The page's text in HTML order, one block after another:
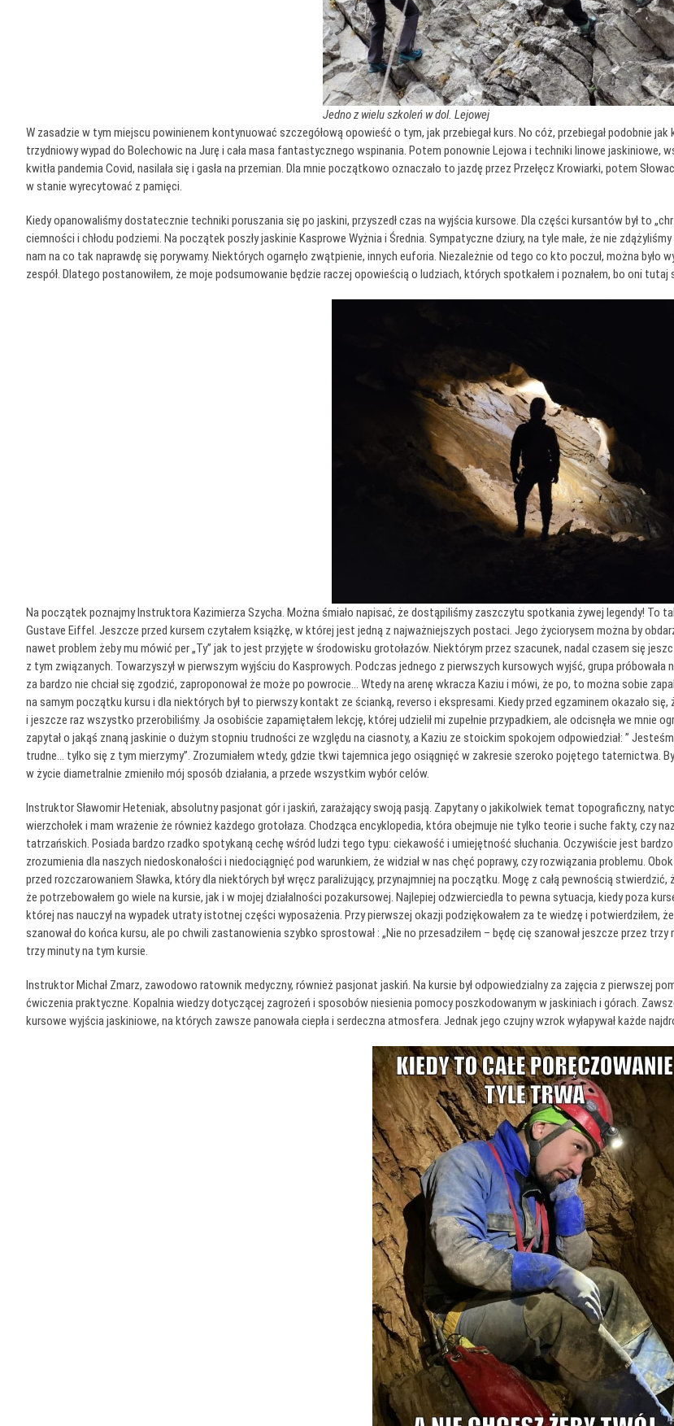
Jedno z wielu szkoleń w dol. Lejowej
W zasadzie w tym miejscu powinienem kontynuować szczegółową opowieść o tym, jak przebiegał kurs. No cóż, przebiegał podobnie
trzydniowy wypad do Bolechowic na Jurę i cała masa fantastycznego wspinania. Potem ponownie Lejowa i techniki linowe jaskiniowe,
kwitła pandemia Covid, nasilała się i gasła na przemian. Dla mnie początkowo oznaczało to jazdę przez Przełęcz Krowiarki, potem
w stanie wyrecytować z pamięci.
Kiedy opanowaliśmy dostatecznie techniki poruszania się po jaskini, przyszedł czas na wyjścia kursowe. Dla części kursantów był to
ciemności i chłodu podziemi. Na początek poszły jaskinie Kasprowe Wyżnia i Średnia. Sympatyczne dziury, na tyle małe, że nie
nam na co tak naprawdę się porywamy. Niektórych ogarnęło zwątpienie, innych euforia. Niezależnie od tego co kto poczuł, można
zespół. Dlatego postanowiłem, że moje podsumowanie będzie raczej opowieścią o ludziach, których spotkałem i poznałem, bo oni
Na początek poznajmy Instruktora Kazimierza Szycha. Można śmiało napisać, że dostąpiliśmy zaszczytu spotkania żywej legendy! To
Gustave Eiffel. Jeszcze przed kursem czytałem książkę, w której jest jedną z najważniejszych postaci. Jego życiorysem można by
nawet problem żeby mu mówić per „Ty” jak to jest przyjęte w środowisku grotołazów. Niektórym przez szacunek, nadal czasem się
z tym związanych. Towarzyszył w pierwszym wyjściu do Kasprowych. Podczas jednego z pierwszych kursowych wyjść, grupa próbowała
za bardzo nie chciał się zgodzić, zaproponował że może po powrocie… Wtedy na arenę wkracza Kaziu i mówi, że po, to można sobie
na samym początku kursu i dla niektórych był to pierwszy kontakt ze ścianką, reverso i ekspresami. Kiedy przed egzaminem okazało
i jeszcze raz wszystko przerobiliśmy. Ja osobiście zapamiętałem lekcję, której udzielił mi zupełnie przypadkiem, ale odcisnęła we
zapytał o jakąś znaną jaskinie o dużym stopniu trudności ze względu na ciasnoty, a Kaziu ze stoickim spokojem odpowiedział: ”
trudne… tylko się z tym mierzymy”. Zrozumiałem wtedy, gdzie tkwi tajemnica jego osiągnięć w zakresie szeroko pojętego taternictwa.
w życie diametralnie zmieniło mój sposób działania, a przede wszystkim wybór celów.
Instruktor Sławomir Heteniak, absolutny pasjonat gór i jaskiń, zarażający swoją pasją. Zapytany o jakikolwiek temat topograficzny,
wierzchołek i mam wrażenie że również każdego grotołaza. Chodząca encyklopedia, która obejmuje nie tylko teorie i suche fakty, czy
tatrzańskich. Posiada bardzo rzadko spotykaną cechę wśród ludzi tego typu: ciekawość i umiejętność słuchania. Oczywiście jest bardzo
zrozumienia dla naszych niedoskonałości i niedociągnięć pod warunkiem, że widział w nas chęć poprawy, czy rozwiązania problemu.
przed rozczarowaniem Sławka, który dla niektórych był wręcz paraliżujący, przynajmniej na początku. Mogę z całą pewnością
że potrzebowałem go wiele na kursie, jak i w mojej działalności pozakursowej. Najlepiej odzwierciedla to pewna sytuacja, kiedy poza
której nas nauczył na wypadek utraty istotnej części wyposażenia. Przy pierwszej okazji podziękowałem za te wiedzę i potwierdziłem,
szanował do końca kursu, ale po chwili zastanowienia szybko sprostował : „Nie no przesadziłem – będę cię szanował jeszcze przez
trzy minuty na tym kursie.
Instruktor Michał Zmarz, zawodowo ratownik medyczny, również pasjonat jaskiń. Na kursie był odpowiedzialny za zajęcia z pierwszej
ćwiczenia praktyczne. Kopalnia wiedzy dotyczącej zagrożeń i sposobów niesienia pomocy poszkodowanym w jaskiniach i górach.
kursowe wyjścia jaskiniowe, na których zawsze panowała ciepła i serdeczna atmosfera. Jednak jego czujny wzrok wyłapywał każde